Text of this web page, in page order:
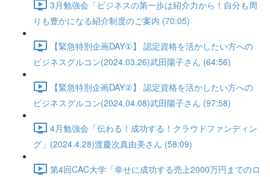
3月勉強会「ビジネスの第一歩は紹介力から！自分も周
りも豊かになる紹介制度のご案内 (70:05)
【緊急特別企画DAY①】 認定資格を活かしたい方への
ビジネスグルコン(2024.03.26)武田陽子さん (64:56)
【緊急特別企画DAY②】 認定資格を活かしたい方への
ビジネスグルコン(2024.04.08)武田陽子さん (97:58)
4月勉強会「伝わる！成功する！クラウドファンディン
グ」(2024.4.28)渡慶次真由美さん (58:09)
第4回CAC大学「幸せに成功する売上2000万円までのロ